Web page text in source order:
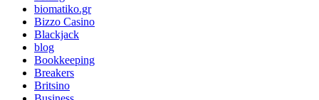
biomatiko.gr
Bizzo Casino
Blackjack
blog
Bookkeeping
Breakers
Britsino